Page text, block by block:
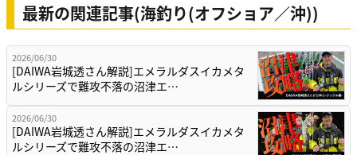
最新の関連記事(海釣り(オフショア／沖))
2026/06/30
[DAIWA岩城透さん解説]エメラルダスイカメタ
ルシリーズで難攻不落の沼津エ…
2026/06/30
[DAIWA岩城透さん解説]エメラルダスイカメタ
ルシリーズで難攻不落の沼津エ…